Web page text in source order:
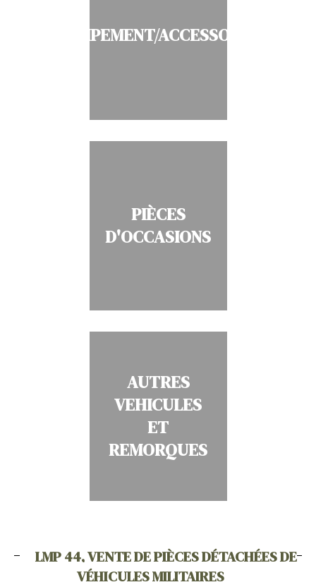
EQUIPEMENT/ACCESSOIRES
PIÈCES
D'OCCASIONS
AUTRES
VEHICULES
ET
REMORQUES
LMP 44, VENTE DE PIÈCES DÉTACHÉES DE
VÉHICULES MILITAIRES